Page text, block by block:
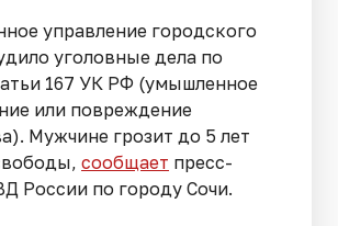
управление городского
уголовные дела по
167 УК РФ (умышленное
или повреждение
Мужчине грозит до 5 лет
сообщает пресс-
России по городу Сочи.